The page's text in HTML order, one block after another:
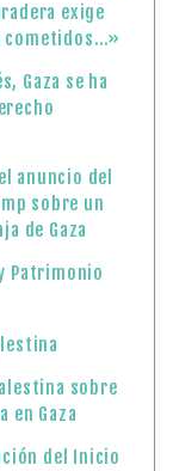
exige
cometidos…»
Gaza se ha
anuncio del
sobre un
de Gaza
Patrimonio
sobre
en Gaza
del Inicio